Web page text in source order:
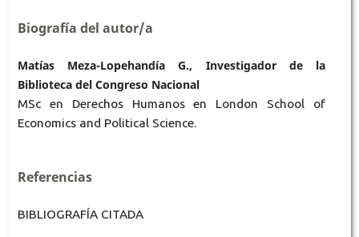
Biografía del autor/a
Matías Meza-Lopehandía G., Investigador de la
Biblioteca del Congreso Nacional
MSc en Derechos Humanos en London School of
Economics and Political Science.
Referencias
BIBLIOGRAFÍA CITADA